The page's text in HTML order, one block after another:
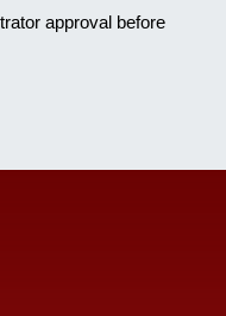
approval before